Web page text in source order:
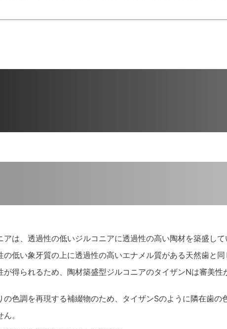
アは、透過性の低いジルコニアに透過性の高い陶材を築盛して
の低い象牙質の上に透過性の高いエナメル質がある天然歯と同
が得られるため、陶材築盛型ジルコニアのタイザンNは審美性
の色調を再現する補綴物のため、タイザンSのように隣在歯
。